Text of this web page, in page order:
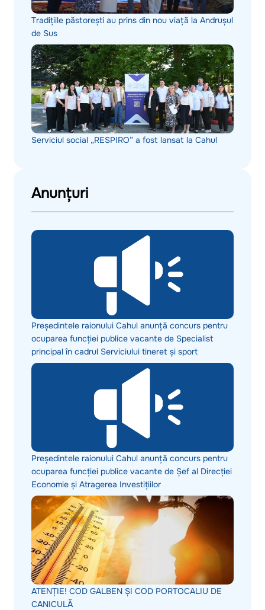
Tradițiile păstorești au prins din nou viață la Andrușul
de Sus
Serviciul social „RESPIRO” a fost lansat la Cahul
Anunțuri
Președintele raionului Cahul anunță concurs pentru
ocuparea funcției publice vacante de Specialist
principal în cadrul Serviciului tineret și sport
Președintele raionului Cahul anunță concurs pentru
ocuparea funcției publice vacante de Șef al Direcției
Economie și Atragerea Investițiilor
ATENȚIE! COD GALBEN ȘI COD PORTOCALIU DE
CANICULĂ